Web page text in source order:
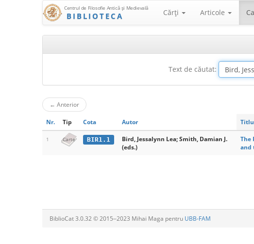
Centrul de Filosofie Antică şi Medievală
BIBLIOTECA Cărţi Articole
Text de căutat:
← Anterior
Nr. Tip Cota Autor Titlu
1 Carte BIR1.1
Bird, Jessalynn Lea; Smith, Damian J.
(eds.)
The
and
BiblioCat 3.0.32 © 2015‒2023 Mihai Maga pentru UBB-FAM